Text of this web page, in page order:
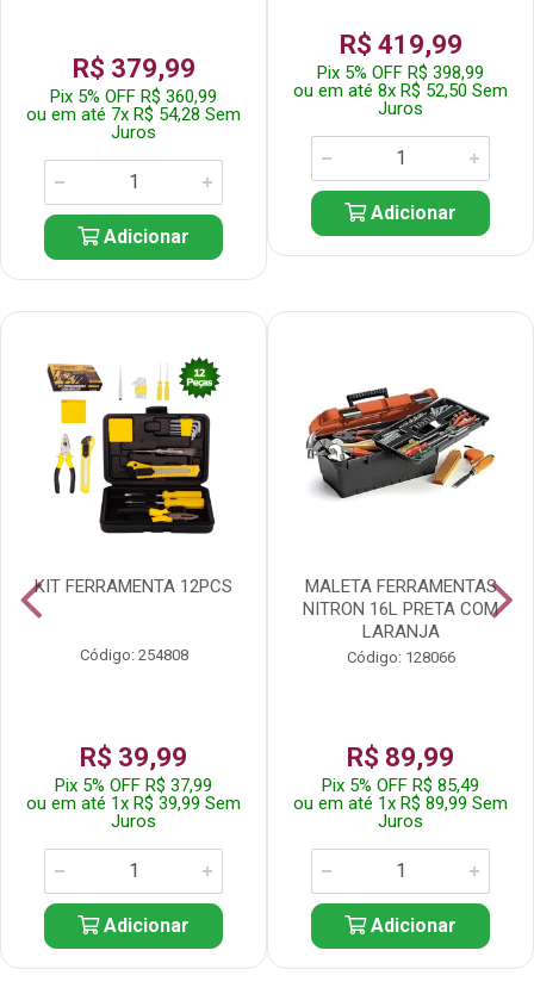
R$ 379,99
Pix 5% OFF R$ 360,99
ou em até 7x R$ 54,28 Sem
Juros
Adicionar
R$ 419,99
Pix 5% OFF R$ 398,99
ou em até 8x R$ 52,50 Sem
Juros
Adicionar
KIT FERRAMENTA 12PCS
Código: 254808
R$ 39,99
Pix 5% OFF R$ 37,99
ou em até 1x R$ 39,99 Sem
Juros
Adicionar
MALETA FERRAMENTAS
NITRON 16L PRETA COM
LARANJA
Código: 128066
R$ 89,99
Pix 5% OFF R$ 85,49
ou em até 1x R$ 89,99 Sem
Juros
Adicionar